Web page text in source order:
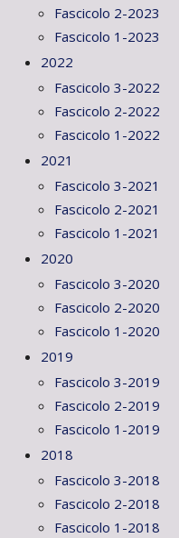
Fascicolo 2-2023
Fascicolo 1-2023
2022
Fascicolo 3-2022
Fascicolo 2-2022
Fascicolo 1-2022
2021
Fascicolo 3-2021
Fascicolo 2-2021
Fascicolo 1-2021
2020
Fascicolo 3-2020
Fascicolo 2-2020
Fascicolo 1-2020
2019
Fascicolo 3-2019
Fascicolo 2-2019
Fascicolo 1-2019
2018
Fascicolo 3-2018
Fascicolo 2-2018
Fascicolo 1-2018